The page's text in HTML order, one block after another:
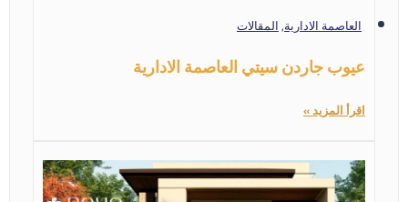
العاصمة الادارية,المقالات
عيوب جاردن سيتي العاصمة الادارية
اقرأ المزيد »